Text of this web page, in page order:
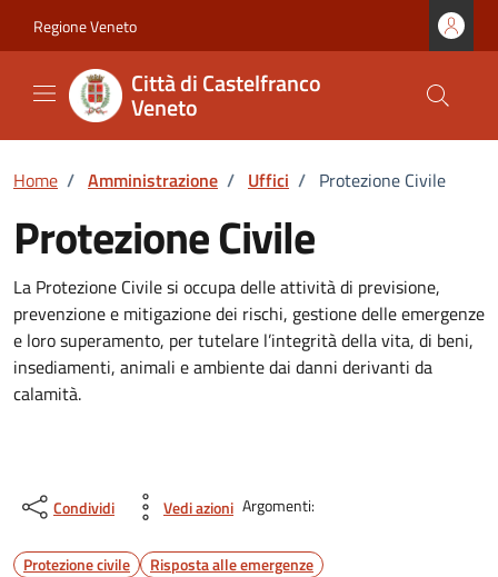
Regione Veneto
Città di Castelfranco
Veneto
Home / Amministrazione / Uffici / Protezione Civile
Protezione Civile
La Protezione Civile si occupa delle attività di previsione,
prevenzione e mitigazione dei rischi, gestione delle emergenze
e loro superamento, per tutelare l’integrità della vita, di beni,
insediamenti, animali e ambiente dai danni derivanti da
calamità.
Condividi Vedi azioni Argomenti:
Protezione civile Risposta alle emergenze